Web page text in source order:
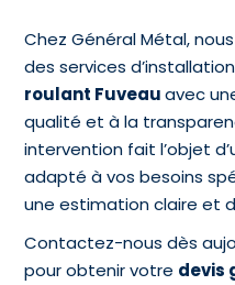
Chez Général Métal,
des services
roulant Fuveauavec
qualité et à la
intervention fait l’objet
adapté à vos besoins
une estimation claire et
Contactez-nous dès
pour obtenir votre devis